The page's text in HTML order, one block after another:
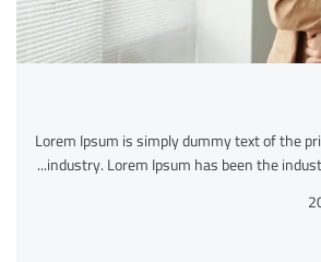
Lorem Ipsum is simply dummy text of the
industry. Lorem Ipsum has been the